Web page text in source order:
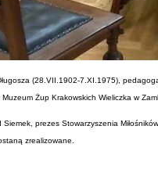
(28.VII.1902-7.XI.1975),
Żup Krakowskich Wieliczka w
Siemek, prezes Stowarzyszenia
zrealizowane.